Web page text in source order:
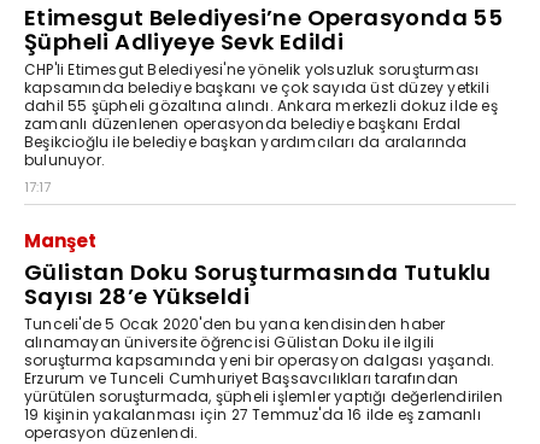
Etimesgut Belediyesi’ne Operasyonda 55
Şüpheli Adliyeye Sevk Edildi
CHP'li Etimesgut Belediyesi'ne yönelik yolsuzluk soruşturması
kapsamında belediye başkanı ve çok sayıda üst düzey yetkili
dahil 55 şüpheli gözaltına alındı. Ankara merkezli dokuz ilde eş
zamanlı düzenlenen operasyonda belediye başkanı Erdal
Beşikcioğlu ile belediye başkan yardımcıları da aralarında
bulunuyor.
17:17
Manşet
Gülistan Doku Soruşturmasında Tutuklu
Sayısı 28’e Yükseldi
Tunceli'de 5 Ocak 2020'den bu yana kendisinden haber
alınamayan üniversite öğrencisi Gülistan Doku ile ilgili
soruşturma kapsamında yeni bir operasyon dalgası yaşandı.
Erzurum ve Tunceli Cumhuriyet Başsavcılıkları tarafından
yürütülen soruşturmada, şüpheli işlemler yaptığı değerlendirilen
19 kişinin yakalanması için 27 Temmuz'da 16 ilde eş zamanlı
operasyon düzenlendi.